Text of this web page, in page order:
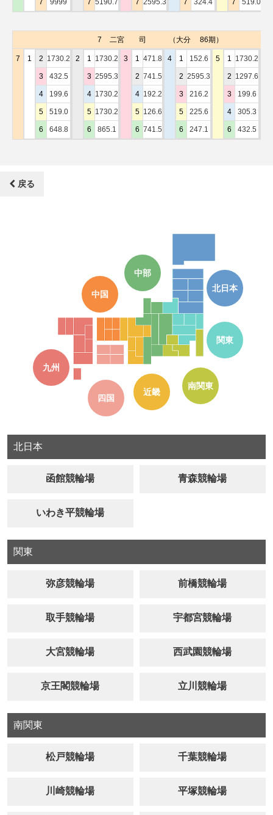
7 9999 7 5190.7 7 2595.3 7 324.4 7 519.0
7 二宮 司 （大分 86期）
7 1 2 1730.2
3 432.5
4 199.6
5 519.0
6 648.8
2 1 1730.2
3 2595.3
4 1730.2
5 1730.2
6 865.1
3 1 471.8
2 741.5
4 192.2
5 126.6
6 741.5
4 1 152.6
2 2595.3
3 216.2
5 225.6
6 247.1
5 1 1730.2
2 1297.6
3 199.6
4 305.3
6 432.5
戻る
北日本
関東
南関東
中部
近畿
中国
四国
九州
北日本
函館競輪場 青森競輪場
いわき平競輪場
関東
弥彦競輪場 前橋競輪場
取手競輪場 宇都宮競輪場
大宮競輪場 西武園競輪場
京王閣競輪場 立川競輪場
南関東
松戸競輪場 千葉競輪場
川崎競輪場 平塚競輪場